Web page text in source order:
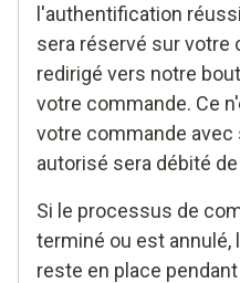
l'authentification
sera réservé sur
redirigé vers notre
votre commande. Ce
votre commande
autorisé sera débité
Si le processus de
terminé ou est annulé,
reste en place